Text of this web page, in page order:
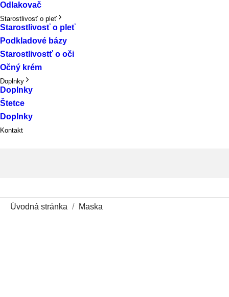
Odlakovač
Starostlivosť o pleť
Starostlivosť o pleť
Podkladové bázy
Starostlivostť o oči
Očný krém
Doplnky
Doplnky
Štetce
Doplnky
Kontakt
Úvodná stránka Maska